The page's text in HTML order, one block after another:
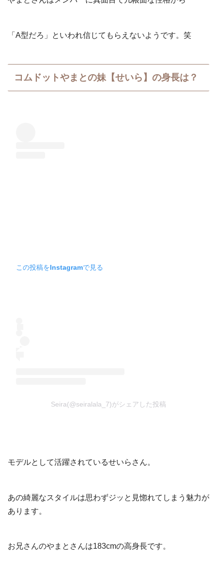
「A型だろ」といわれ信じてもらえないようです。笑
コムドットやまとの妹【せいら】の身長は？
この投稿をInstagramで見る
Seira(@seiralala_7)がシェアした投稿
モデルとして活躍されているせいらさん。
あの綺麗なスタイルは思わずジッと見惚れてしまう魅力が
あります。
お兄さんのやまとさんは183cmの高身長です。